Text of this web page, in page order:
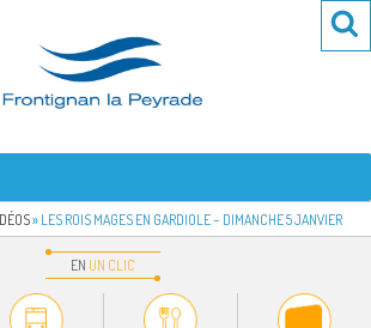
LA PEYRADE
» LES ROIS MAGES EN GARDIOLE – DIMANCHE 5 JANVIER
EN UN CLIC